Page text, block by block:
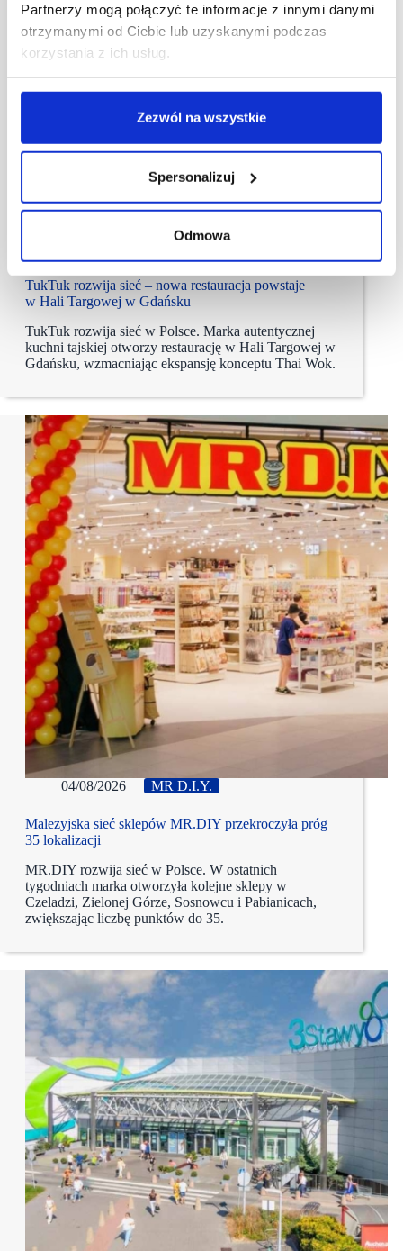
Partnerzy mogą połączyć te informacje z innymi danymi
otrzymanymi od Ciebie lub uzyskanymi podczas
korzystania z ich usług.
Zezwól na wszystkie
Spersonalizuj
Odmowa
TukTuk rozwija sieć – nowa restauracja powstaje
w Hali Targowej w Gdańsku
TukTuk rozwija sieć w Polsce. Marka autentycznej
kuchni tajskiej otworzy restaurację w Hali Targowej w
Gdańsku, wzmacniając ekspansję konceptu Thai Wok.
04/08/2026 MR D.I.Y.
Malezyjska sieć sklepów MR.DIY przekroczyła próg
35 lokalizacji
MR.DIY rozwija sieć w Polsce. W ostatnich
tygodniach marka otworzyła kolejne sklepy w
Czeladzi, Zielonej Górze, Sosnowcu i Pabianicach,
zwiększając liczbę punktów do 35.